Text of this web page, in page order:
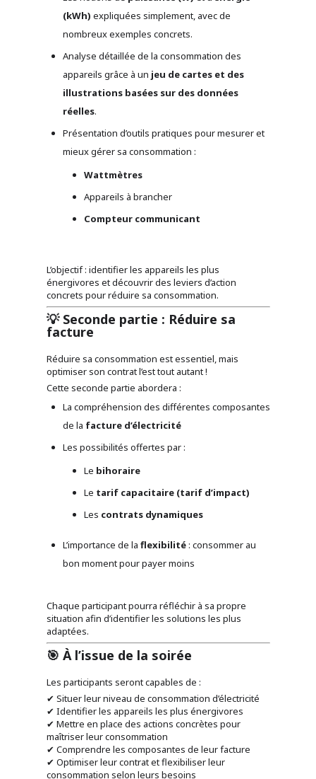
(kWh) expliquées simplement, avec de
nombreux exemples concrets.
Analyse détaillée de la consommation des
appareils grâce à un jeu de cartes et des
illustrations basées sur des données
réelles.
Présentation d’outils pratiques pour mesurer et
mieux gérer sa consommation :
Wattmètres
Appareils à brancher
Compteur communicant
L’objectif : identifier les appareils les plus
énergivores et découvrir des leviers d’action
concrets pour réduire sa consommation.
💡 Seconde partie : Réduire sa
facture
Réduire sa consommation est essentiel, mais
optimiser son contrat l’est tout autant !
Cette seconde partie abordera :
La compréhension des différentes composantes
de la facture d’électricité
Les possibilités offertes par :
Le bihoraire
Le tarif capacitaire (tarif d’impact)
Les contrats dynamiques
L’importance de la flexibilité: consommer au
bon moment pour payer moins
Chaque participant pourra réfléchir à sa propre
situation afin d’identifier les solutions les plus
adaptées.
🎯 À l’issue de la soirée
Les participants seront capables de :
✔ Situer leur niveau de consommation d’électricité
✔ Identifier les appareils les plus énergivores
✔ Mettre en place des actions concrètes pour
maîtriser leur consommation
✔ Comprendre les composantes de leur facture
✔ Optimiser leur contrat et flexibiliser leur
consommation selon leurs besoins